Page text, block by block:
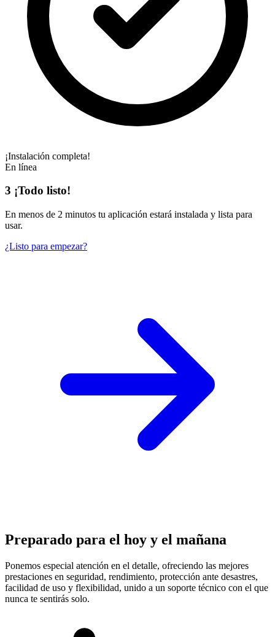
¡Instalación completa!
En línea
3 ¡Todo listo!
En menos de 2 minutos tu aplicación estará instalada y lista para
usar.
¿Listo para empezar?
Preparado para el hoy y el mañana
Ponemos especial atención en el detalle, ofreciendo las mejores
prestaciones en seguridad, rendimiento, protección ante desastres,
facilidad de uso y flexibilidad, unido a un soporte técnico con el que
nunca te sentirás solo.